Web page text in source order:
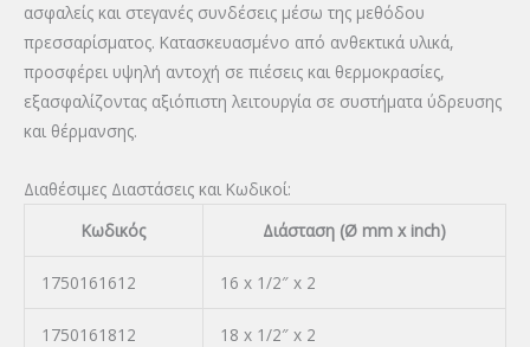
ασφαλείς και στεγανές συνδέσεις μέσω της μεθόδου
πρεσσαρίσματος. Κατασκευασμένο από ανθεκτικά υλικά,
προσφέρει υψηλή αντοχή σε πιέσεις και θερμοκρασίες,
εξασφαλίζοντας αξιόπιστη λειτουργία σε συστήματα ύδρευσης
και θέρμανσης.
Διαθέσιμες Διαστάσεις και Κωδικοί:
Κωδικός
Διάσταση (Ø mm x inch)
1750161612 16 x 1/2″ x 2
1750161812 18 x 1/2″ x 2